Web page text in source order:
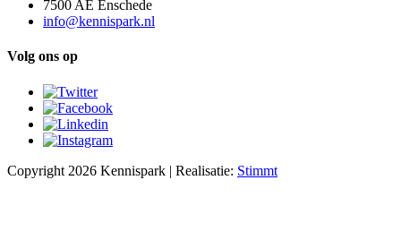
7500 AE Enschede
info@kennispark.nl
Volg ons op
Copyright 2026 Kennispark | Realisatie: Stimmt